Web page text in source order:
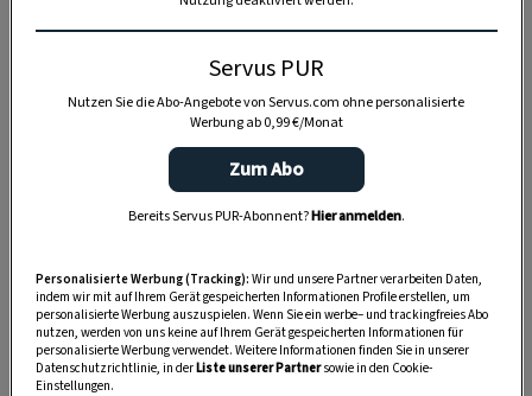
Servus PUR
Nutzen Sie die Abo-Angebote von Servus.com ohne personalisierte
Werbung ab 0,99 €/Monat
Zum Abo
Bereits Servus PUR-Abonnent?Hier anmelden.
Personalisierte Werbung (Tracking): Wir und unsere Partner verarbeiten Daten,
indem wir mit auf Ihrem Gerät gespeicherten Informationen Profile erstellen, um
personalisierte Werbung auszuspielen. Wenn Sie ein werbe– und trackingfreies Abo
nutzen, werden von uns keine auf Ihrem Gerät gespeicherten Informationen für
personalisierte Werbung verwendet. Weitere Informationen finden Sie in unserer
Datenschutzrichtlinie, in derListe unserer Partnersowie in den Cookie-
Einstellungen.